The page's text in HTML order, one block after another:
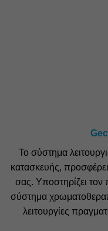
Το σύστημα
κατασκευής,
σας. Υποστηρίζει τον
σύστημα
λειτουργίες